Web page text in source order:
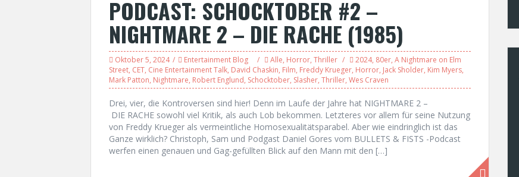
PODCAST: SCHOCKTOBER #2 –
NIGHTMARE 2 – DIE RACHE (1985)
Oktober 5, 2024 Entertainment Blog Alle, Horror, Thriller 2024, 80er, A Nightmare on Elm
Street, CET, Cine Entertainment Talk, David Chaskin, Film, Freddy Krueger, Horror, Jack Sholder, Kim Myers,
Mark Patton, Nightmare, Robert Englund, Schocktober, Slasher, Thriller, Wes Craven
Drei, vier, die Kontroversen sind hier! Denn im Laufe der Jahre hat NIGHTMARE 2 –
DIE RACHE sowohl viel Kritik, als auch Lob bekommen. Letzteres vor allem für seine Nutzung
von Freddy Krueger als vermeintliche Homosexualitätsparabel. Aber wie eindringlich ist das
Ganze wirklich? Christoph, Sam und Podgast Daniel Gores vom BULLETS & FISTS -Podcast
werfen einen genauen und Gag-gefüllten Blick auf den Mann mit den […]